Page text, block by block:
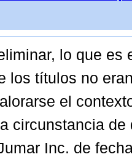
lo que es
los títulos no
el
circunstancia
Inc. de